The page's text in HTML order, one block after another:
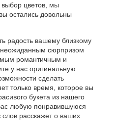
цветов, мы
остались довольны
радость вашему близкому
неожиданным сюрпризом
романтичным и
у нас оригинальную
сделать
только время, которое вы
букета из нашего
любую понравившуюся
расскажет о ваших